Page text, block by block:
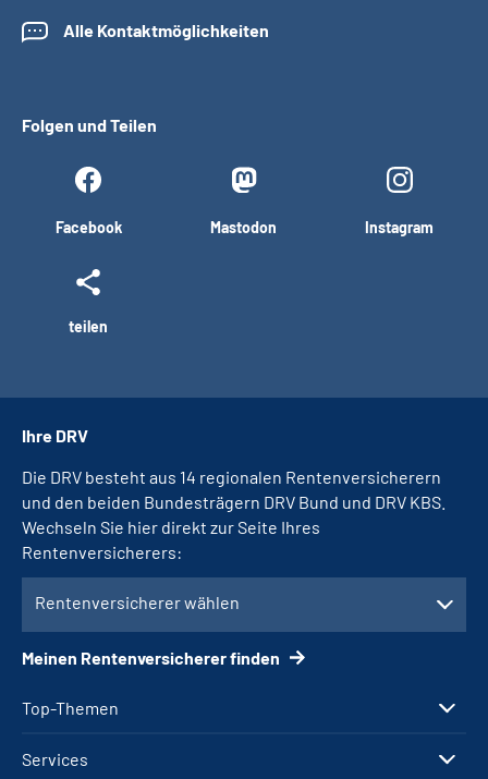
Alle Kontaktmöglichkeiten
Folgen und Teilen
Facebook Mastodon Instagram
teilen
Top-Themen
Services
Ihre DRV
Die DRV besteht aus 14 regionalen Rentenversicherern
und den beiden Bundesträgern DRV Bund und DRV KBS.
Wechseln Sie hier direkt zur Seite Ihres
Rentenversicherers:
Rentenversicherer wählen
Meinen Rentenversicherer finden